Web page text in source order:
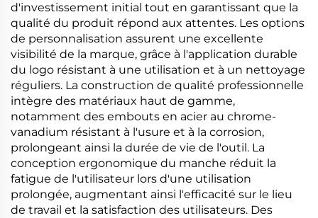
d'investissement initial tout en garantissant que la
qualité du produit répond aux attentes. Les options
de personnalisation assurent une excellente
visibilité de la marque, grâce à l'application durable
du logo résistant à une utilisation et à un nettoyage
réguliers. La construction de qualité professionnelle
intègre des matériaux haut de gamme,
notamment des embouts en acier au chrome-
vanadium résistant à l'usure et à la corrosion,
prolongeant ainsi la durée de vie de l'outil. La
conception ergonomique du manche réduit la
fatigue de l'utilisateur lors d'une utilisation
prolongée, augmentant ainsi l'efficacité sur le lieu
de travail et la satisfaction des utilisateurs. Des